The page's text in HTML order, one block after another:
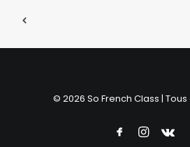
© 2026 So French Class |